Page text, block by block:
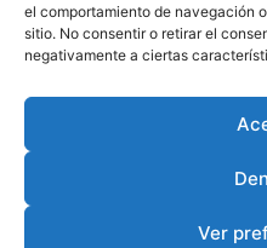
el comportamiento de navegación
sitio. No consentir o retirar el
negativamente a ciertas
Ver
en el ámbito empresarial.